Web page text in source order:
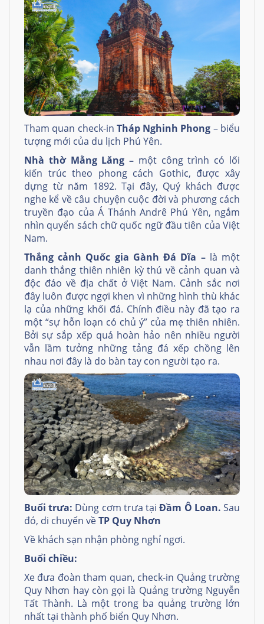
Tham quan check-in Tháp Nghinh Phong – biểu
tượng mới của du lịch Phú Yên.
Nhà thờ Mằng Lăng – một công trình có lối
kiến trúc theo phong cách Gothic, được xây
dựng từ năm 1892. Tại đây, Quý khách được
nghe kể về câu chuyện cuộc đời và phương cách
truyền đạo của Á Thánh Andrê Phú Yên, ngắm
nhìn quyển sách chữ quốc ngữ đầu tiên của Việt
Nam.
Thắng cảnh Quốc gia Gành Đá Dĩa – là một
danh thắng thiên nhiên kỳ thú về cảnh quan và
độc đáo về địa chất ở Việt Nam. Cảnh sắc nơi
đây luôn được ngợi khen vì những hình thù khác
lạ của những khối đá. Chính điều này đã tạo ra
một “sự hỗn loạn có chủ ý” của mẹ thiên nhiên.
Bởi sự sắp xếp quá hoàn hảo nên nhiều người
vẫn lầm tưởng những tảng đá xếp chồng lên
nhau nơi đây là do bàn tay con người tạo ra.
Buổi trưa: Dùng cơm trưa tạiĐầm Ô Loan. Sau
đó, di chuyển vềTP Quy Nhơn
Về khách sạn nhận phòng nghỉ ngơi.
Buổi chiều:
Xe đưa đoàn tham quan, check-in Quảng trường
Quy Nhơn hay còn gọi là Quảng trường Nguyễn
Tất Thành. Là một trong ba quảng trường lớn
nhất tại thành phố biển Quy Nhơn.